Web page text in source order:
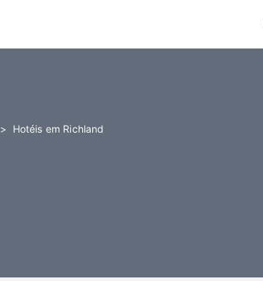
Hotéis em Richland